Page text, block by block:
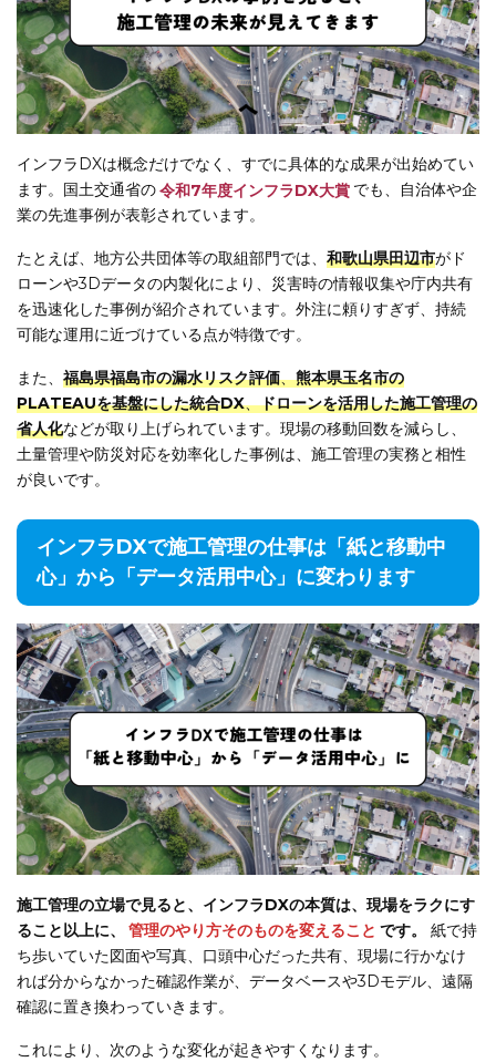
インフラDXは概念だけでなく、すでに具体的な成果が出始めてい
ます。国土交通省の令和7年度インフラDX大賞 でも、自治体や企
業の先進事例が表彰されています。
たとえば、地方公共団体等の取組部門では、 和歌山県田辺市がド
ローンや3Dデータの内製化により、災害時の情報収集や庁内共有
を迅速化した事例が紹介されています。外注に頼りすぎず、持続
可能な運用に近づけている点が特徴です。
また、 福島県福島市の漏水リスク評価、熊本県玉名市の
PLATEAUを基盤にした統合DX、ドローンを活用した施工管理の
省人化などが取り上げられています。現場の移動回数を減らし、
土量管理や防災対応を効率化した事例は、施工管理の実務と相性
が良いです。
インフラDXで施工管理の仕事は「紙と移動中
心」から「データ活用中心」に変わります
施工管理の立場で見ると、インフラDXの本質は、現場をラクにす
ること以上に、
管理のやり方そのものを変えること です。
紙で持
ち歩いていた図面や写真、口頭中心だった共有、現場に行かなけ
れば分からなかった確認作業が、データベースや3Dモデル、遠隔
確認に置き換わっていきます。
これにより、次のような変化が起きやすくなります。